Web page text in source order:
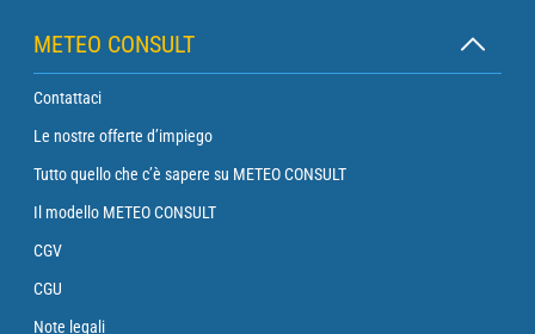
METEO CONSULT
Contattaci
Le nostre offerte d’impiego
Tutto quello che c’è sapere su METEO CONSULT
Il modello METEO CONSULT
CGV
CGU
Note legali